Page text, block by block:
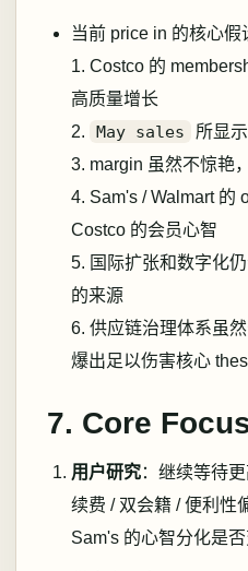
当前 price in 的核心假
1. Costco 的
高质量增长
2.
May sales
所显
3. margin 虽然不惊艳
4. Sam's / Walmart 的
Costco 的会员心智
5. 国际扩张和数字化
的来源
6. 供应链治理体系虽
爆出足以伤害核心
7. Core
用户研究：继续等待
续费 / 双会籍 / 便利性
Sam's 的心智分化是否